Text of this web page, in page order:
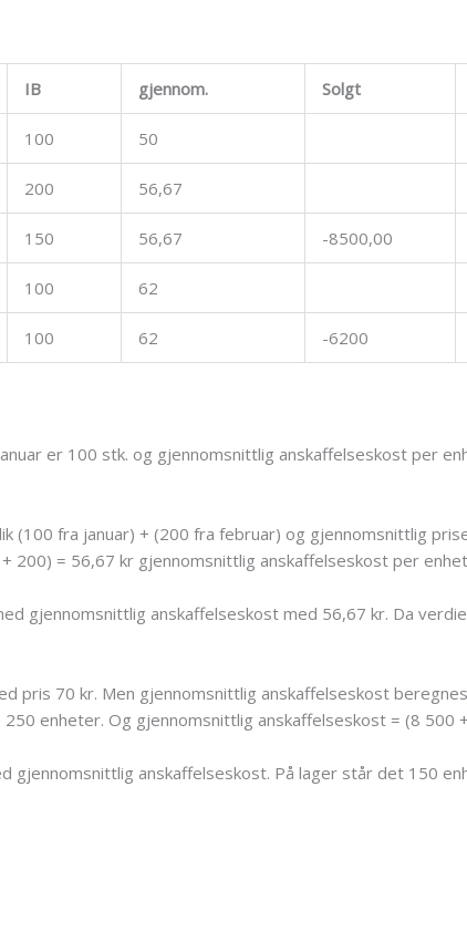
IB gjennom. Solgt
100 50
200 56,67
150 56,67 -8500,00
100 62
100 62 -6200
er 100 stk. og gjennomsnittlig anskaffelseskost per
(100 fra januar) + (200 fra februar) og gjennomsnittlig
200) = 56,67 kr gjennomsnittlig anskaffelseskost per
gjennomsnittlig anskaffelseskost med 56,67 kr. Da
pris 70 kr. Men gjennomsnittlig anskaffelseskost
enheter. Og gjennomsnittlig anskaffelseskost = (8 500
gjennomsnittlig anskaffelseskost. På lager står det 150